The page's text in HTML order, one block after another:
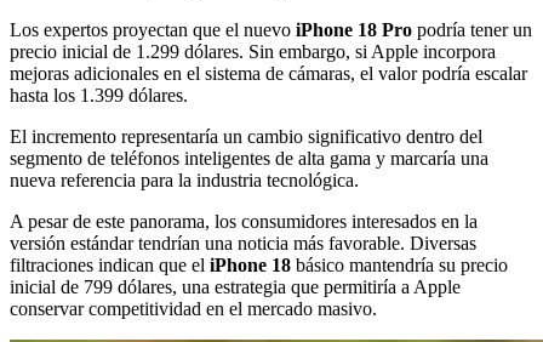
Los expertos proyectan que el nuevo iPhone 18 Pro podría tener un
precio inicial de 1.299 dólares. Sin embargo, si Apple incorpora
mejoras adicionales en el sistema de cámaras, el valor podría escalar
hasta los 1.399 dólares.
El incremento representaría un cambio significativo dentro del
segmento de teléfonos inteligentes de alta gama y marcaría una
nueva referencia para la industria tecnológica.
A pesar de este panorama, los consumidores interesados en la
versión estándar tendrían una noticia más favorable. Diversas
filtraciones indican que el iPhone 18 básico mantendría su precio
inicial de 799 dólares, una estrategia que permitiría a Apple
conservar competitividad en el mercado masivo.